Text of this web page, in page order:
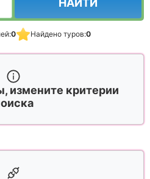
НАЙТИ
0 Найдено туров:0
измените критерии